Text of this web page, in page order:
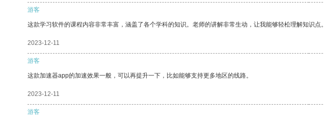
游客
这款学习软件的课程内容非常丰富，涵盖了各个学科的知识。老师的讲解非常生动，让我能够轻松理解知识点。
2023-12-11
游客
这款加速器app的加速效果一般，可以再提升一下，比如能够支持更多地区的线路。
2023-12-11
游客